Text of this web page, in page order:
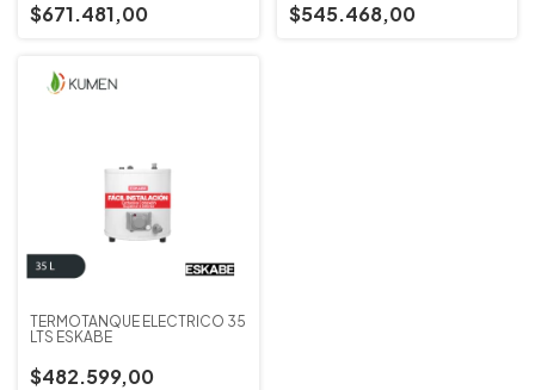
$671.481,00 $545.468,00
TERMOTANQUE ELECTRICO 35
LTS ESKABE
$482.599,00